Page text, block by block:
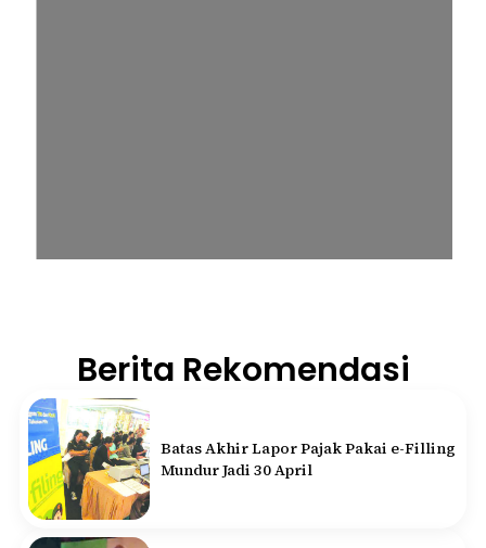
Berita Rekomendasi
Batas Akhir Lapor Pajak Pakai e-Filling
Mundur Jadi 30 April